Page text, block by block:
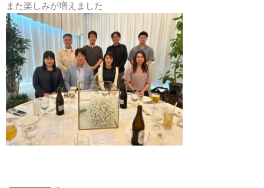
また楽しみが増えました